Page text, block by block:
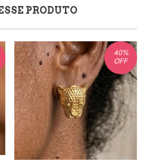
PRODUTO
40%
OFF